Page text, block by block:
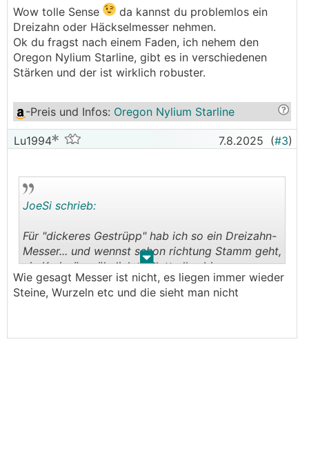
Wow tolle Sense
da kannst du problemlos ein
Dreizahn oder Häckselmesser nehmen.
Ok du fragst nach einem Faden, ich nehem den
Oregon Nylium Starline, gibt es in verschiedenen
Stärken und der ist wirklich robuster.
-Preis und Infos: Oregon Nylium Starline
Lu1994 7.8.2025 (#3)
. .
JoeSi schrieb:
Für "dickeres Gestrüpp" hab ich so ein Dreizahn-
Messer... und wennst schon richtung Stamm geht,
ein Kreissäge-ähnliches Blatt alles binnen
Minuten gewechselt bei meiner Honda
Motorsense
Wie gesagt Messer ist nicht, es liegen immer wieder
Steine, Wurzeln etc und die sieht man nicht